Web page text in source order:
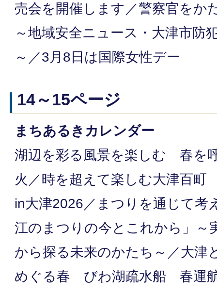
売会を開催します／警察官をか
～地域安全ニュース・大津市防
～／3月8日は国際女性デー
14～15ページ
まちあるきカレンダー
湖辺を彩る風景を楽しむ 春を
火／時を超えて楽しむ大津百
in大津2026／まつりを通じて
江のまつりの今とこれから」～
から探る未来のかたち～／大津
めぐる春 びわ湖疏水船 春運